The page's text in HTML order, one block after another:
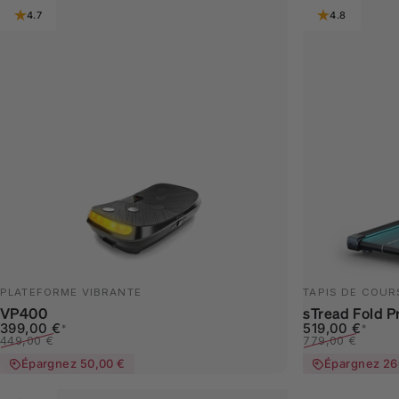
4.7
PLATEFORME VIBRANTE
VP400
Prix promotionnel
399,00 € *
Prix habituel
449,00 €
Épargnez 50,00 €
4.8
TAPIS DE
sTread Fold
Prix
519,00 € *
Prix habituel
779,00 €
Épargnez